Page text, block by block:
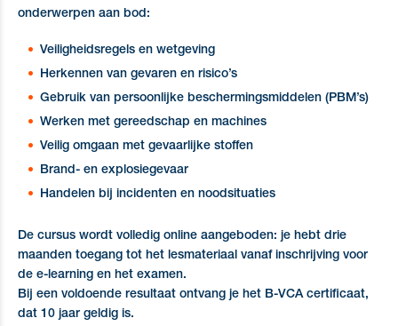
onderwerpen aan bod:
Veiligheidsregels en wetgeving
Herkennen van gevaren en risico’s
Gebruik van persoonlijke beschermingsmiddelen (PBM’s)
Werken met gereedschap en machines
Veilig omgaan met gevaarlijke stoffen
Brand- en explosiegevaar
Handelen bij incidenten en noodsituaties
De cursus wordt volledig online aangeboden: je hebt drie
maanden toegang tot het lesmateriaal vanaf inschrijving voor
de e-learning en het examen.
Bij een voldoende resultaat ontvang je het B-VCA certificaat,
dat 10 jaar geldig is.